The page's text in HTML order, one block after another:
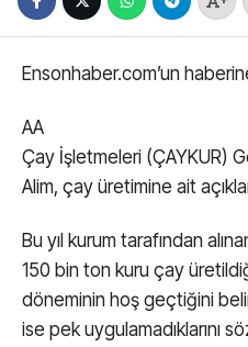
Ensonhaber.com’un
AA
Çay İşletmeleri (ÇAYKUR)
Alim, çay üretimine ait
Bu yıl kurum tarafından
150 bin ton kuru çay
döneminin hoş geçtiğini
ise pek uygulamadıklarını